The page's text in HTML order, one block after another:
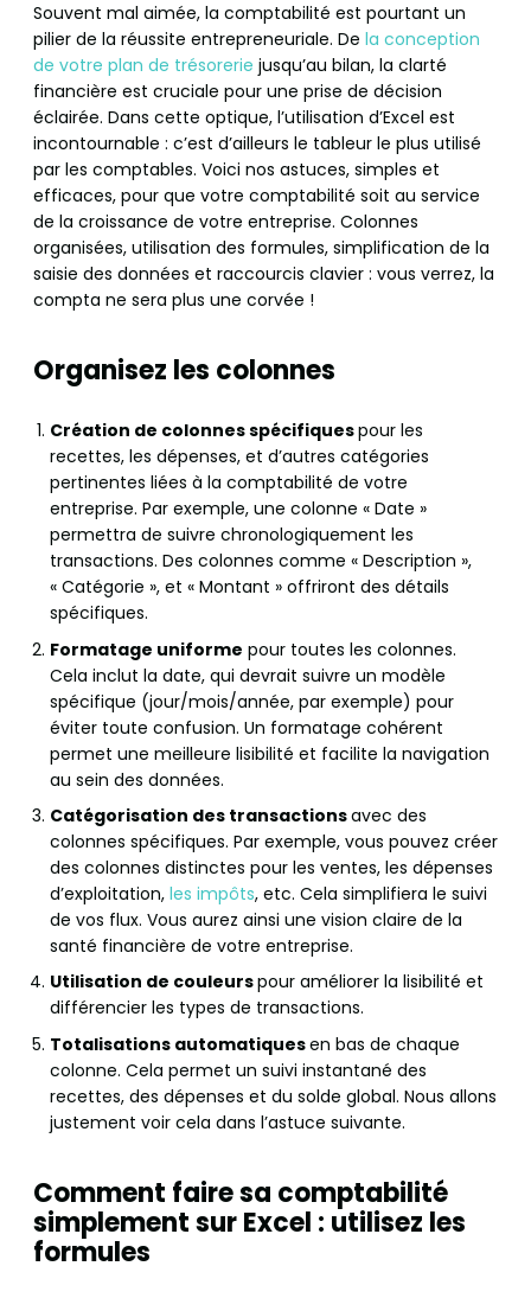
Souvent mal aimée, la comptabilité est pourtant un
pilier de la réussite entrepreneuriale. De la conception
de votre plan de trésorerie jusqu’au bilan, la clarté
financière est cruciale pour une prise de décision
éclairée. Dans cette optique, l’utilisation d’Excel est
incontournable : c’est d’ailleurs le tableur le plus utilisé
par les comptables. Voici nos astuces, simples et
efficaces, pour que votre comptabilité soit au service
de la croissance de votre entreprise. Colonnes
organisées, utilisation des formules, simplification de la
saisie des données et raccourcis clavier : vous verrez, la
compta ne sera plus une corvée !
Organisez les colonnes
Création de colonnes spécifiquespour les
recettes, les dépenses, et d’autres catégories
pertinentes liées à la comptabilité de votre
entreprise. Par exemple, une colonne « Date »
permettra de suivre chronologiquement les
transactions. Des colonnes comme « Description »,
« Catégorie », et « Montant » offriront des détails
spécifiques.
Formatage uniforme pour toutes les colonnes.
Cela inclut la date, qui devrait suivre un modèle
spécifique (jour/mois/année, par exemple) pour
éviter toute confusion. Un formatage cohérent
permet une meilleure lisibilité et facilite la navigation
au sein des données.
Catégorisation des transactionsavec des
colonnes spécifiques. Par exemple, vous pouvez créer
des colonnes distinctes pour les ventes, les dépenses
d’exploitation, les impôts, etc. Cela simplifiera le suivi
de vos flux. Vous aurez ainsi une vision claire de la
santé financière de votre entreprise.
Utilisation de couleurspour améliorer la lisibilité et
différencier les types de transactions.
Totalisations automatiquesen bas de chaque
colonne. Cela permet un suivi instantané des
recettes, des dépenses et du solde global. Nous allons
justement voir cela dans l’astuce suivante.
Comment faire sa comptabilité
simplement sur Excel : utilisez les
formules